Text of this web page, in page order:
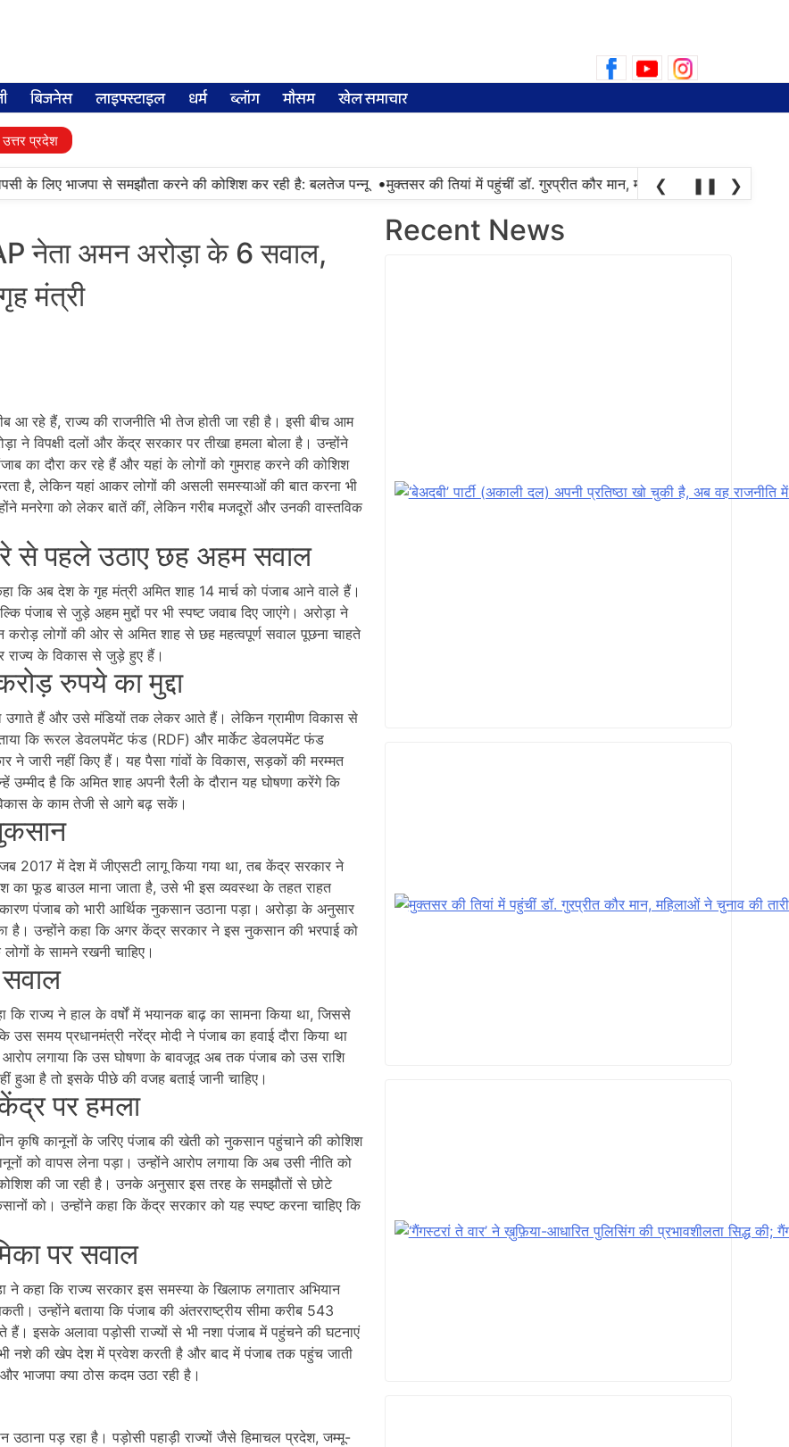
for:
बिजनेस लाइफ्स्टाइल धर्म ब्लॉग मौसम खेल समाचार
उत्तर प्रदेश
के लिए भाजपा से समझौता करने की कोशिश कर रही है: बलतेज पन्नू •मुक्तसर की तियां में पहुंचीं डॉ. गुरप्रीत कौर मान, महिलाओं ने चुनाव की तारीख
❮ ❚❚ ❯
नेता अमन अरोड़ा के 6 सवाल,
मंत्री
रहे हैं, राज्य की राजनीति भी तेज होती जा रही है। इसी बीच आम
ने विपक्षी दलों और केंद्र सरकार पर तीखा हमला बोला है। उन्होंने
का दौरा कर रहे हैं और यहां के लोगों को गुमराह करने की कोशिश
है, लेकिन यहां आकर लोगों की असली समस्याओं की बात करना भी
मनरेगा को लेकर बातें कीं, लेकिन गरीब मजदूरों और उनकी वास्तविक
से पहले उठाए छह अहम सवाल
कि अब देश के गृह मंत्री अमित शाह 14 मार्च को पंजाब आने वाले हैं।
पंजाब से जुड़े अहम मुद्दों पर भी स्पष्ट जवाब दिए जाएंगे। अरोड़ा ने
लोगों की ओर से अमित शाह से छह महत्वपूर्ण सवाल पूछना चाहते
राज्य के विकास से जुड़े हुए हैं।
रुपये का मुद्दा
हैं और उसे मंडियों तक लेकर आते हैं। लेकिन ग्रामीण विकास से
कि रूरल डेवलपमेंट फंड (RDF) और मार्केट डेवलपमेंट फंड
नहीं किए हैं। यह पैसा गांवों के विकास, सड़कों की मरम्मत
उम्मीद है कि अमित शाह अपनी रैली के दौरान यह घोषणा करेंगे कि
विकास के काम तेजी से आगे बढ़ सकें।
2017 में देश में जीएसटी लागू किया गया था, तब केंद्र सरकार ने
का फूड बाउल माना जाता है, उसे भी इस व्यवस्था के तहत राहत
पंजाब को भारी आर्थिक नुकसान उठाना पड़ा। अरोड़ा के अनुसार
है। उन्होंने कहा कि अगर केंद्र सरकार ने इस नुकसान की भरपाई को
के सामने रखनी चाहिए।
कि राज्य ने हाल के वर्षों में भयानक बाढ़ का सामना किया था, जिससे
समय प्रधानमंत्री नरेंद्र मोदी ने पंजाब का हवाई दौरा किया था
लगाया कि उस घोषणा के बावजूद अब तक पंजाब को उस राशि
हुआ है तो इसके पीछे की वजह बताई जानी चाहिए।
पर हमला
कृषि कानूनों के जरिए पंजाब की खेती को नुकसान पहुंचाने की कोशिश
को वापस लेना पड़ा। उन्होंने आरोप लगाया कि अब उसी नीति को
की जा रही है। उनके अनुसार इस तरह के समझौतों से छोटे
को। उन्होंने कहा कि केंद्र सरकार को यह स्पष्ट करना चाहिए कि
पर सवाल
कहा कि राज्य सरकार इस समस्या के खिलाफ लगातार अभियान
उन्होंने बताया कि पंजाब की अंतरराष्ट्रीय सीमा करीब 543
इसके अलावा पड़ोसी राज्यों से भी नशा पंजाब में पहुंचने की घटनाएं
भी नशे की खेप देश में प्रवेश करती है और बाद में पंजाब तक पहुंच जाती
भाजपा क्या ठोस कदम उठा रही है।
पड़ रहा है। पड़ोसी पहाड़ी राज्यों जैसे हिमाचल प्रदेश, जम्मू-
Recent News